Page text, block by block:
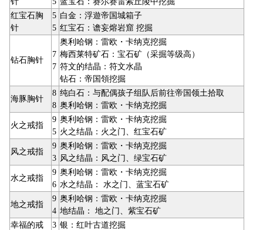
红宝石胸
针
5
5
白金：浮遊帝国城箱子
红宝石：谵妄熔岩窟 挖掘
钻石胸针
7
7
奥利哈钢：雷欧・卡纳克挖掘
梅西莱特矿石：宝石矿（采掘等级高）
符文的结晶：符文水晶
钻石：帝国領挖掘
海豚胸针
8
8
纯白石：与配偶孩子组队后前往帝国领土拾取
奥利哈钢：雷欧・卡纳克挖掘
火之戒指
9
5
奥利哈钢：雷欧・卡纳克挖掘
火之结晶：火之门、红宝石矿
风之戒指
9
3
奥利哈钢：雷欧・卡纳克挖掘
风之结晶：风之门、绿宝石矿
水之戒指
9
6
奥利哈钢：雷欧・卡纳克挖掘
水之结晶： 水之门、蓝宝石矿
地之戒指
9
4
奥利哈钢：雷欧・卡纳克挖掘
地结晶： 地之门、紫宝石矿
幸福的戒
3 银：红叶古道挖掘